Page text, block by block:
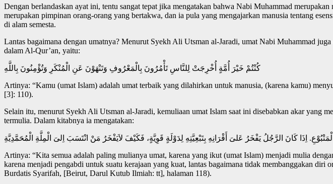
Dengan berlandaskan ayat ini, tentu sangat tepat jika mengatakan bahwa Nabi Muhammad
merupakan pimpinan orang-orang yang bertakwa, dan ia pula yang mengajarkan manusia tentang
di alam semesta.
Lantas bagaimana dengan umatnya? Menurut Syekh Ali Utsman al-Jaradi, umat Nabi Muhammad
dalam Al-Qur’an, yaitu:
كُنْتُمْ خَيْرَ أُمَّةٍ أُخْرِجَتْ لِلنَّاسِ تَأْمُرُونَ بِالْمَعْرُوفِ وَتَنْهَوْنَ عَنِ الْمُنْكَرِ وَتُؤْمِنُونَ بِاللَّهِ
Artinya: “Kamu (umat Islam) adalah umat terbaik yang dilahirkan untuk manusia, (karena kamu)
[3]: 110).
Selain itu, menurut Syekh Ali Utsman al-Jaradi, kemuliaan umat Islam saat ini disebabkan akar yang
termulia. Dalam kitabnya ia mengatakan:
اِذَا كَانَ الرَّجُلُ يَفْخَرُ عَلىَ أَقْرَانِهِ بِتَبْعِيَّتِهِ لِدَوْلَةٍ قَوِيَّةٍ، فَكَيْفَ لاَيَفْخَرُ مَنْ انْتَسَبَ اِلىَ الْمِلَّةِ الْمُحَمَّدِيَّةِ
Artinya: “Kita semua adalah paling mulianya umat, karena yang ikut (umat Islam) menjadi mulia
karena menjadi pengabdi untuk suatu kerajaan yang kuat, lantas bagaimana tidak membanggakan
Burdatis Syarifah, [Beirut, Darul Kutub Ilmiah: tt], halaman 118).